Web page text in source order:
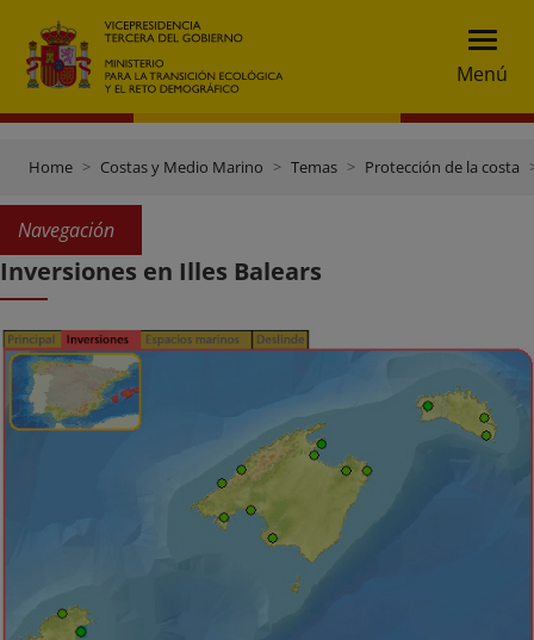
Menú
Home Costas y Medio Marino Temas Protección de la costa
Navegación
Inversiones en Illes Balears